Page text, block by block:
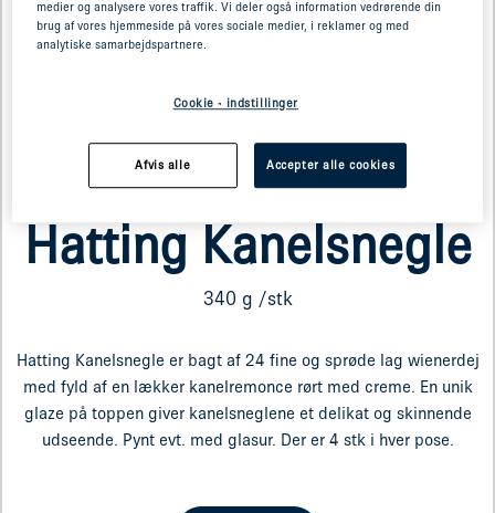
Hatting Kanelsnegle
340 g /stk
Hatting Kanelsnegle er bagt af 24 fine og sprøde lag wienerdej
med fyld af en lækker kanelremonce rørt med creme. En unik
glaze på toppen giver kanelsneglene et delikat og skinnende
udseende. Pynt evt. med glasur. Der er 4 stk i hver pose.
medier og analysere vores traffik. Vi deler også information vedrørende din
brug af vores hjemmeside på vores sociale medier, i reklamer og med
analytiske samarbejdspartnere.
Cookie - indstillinger
Afvis alle Accepter alle cookies